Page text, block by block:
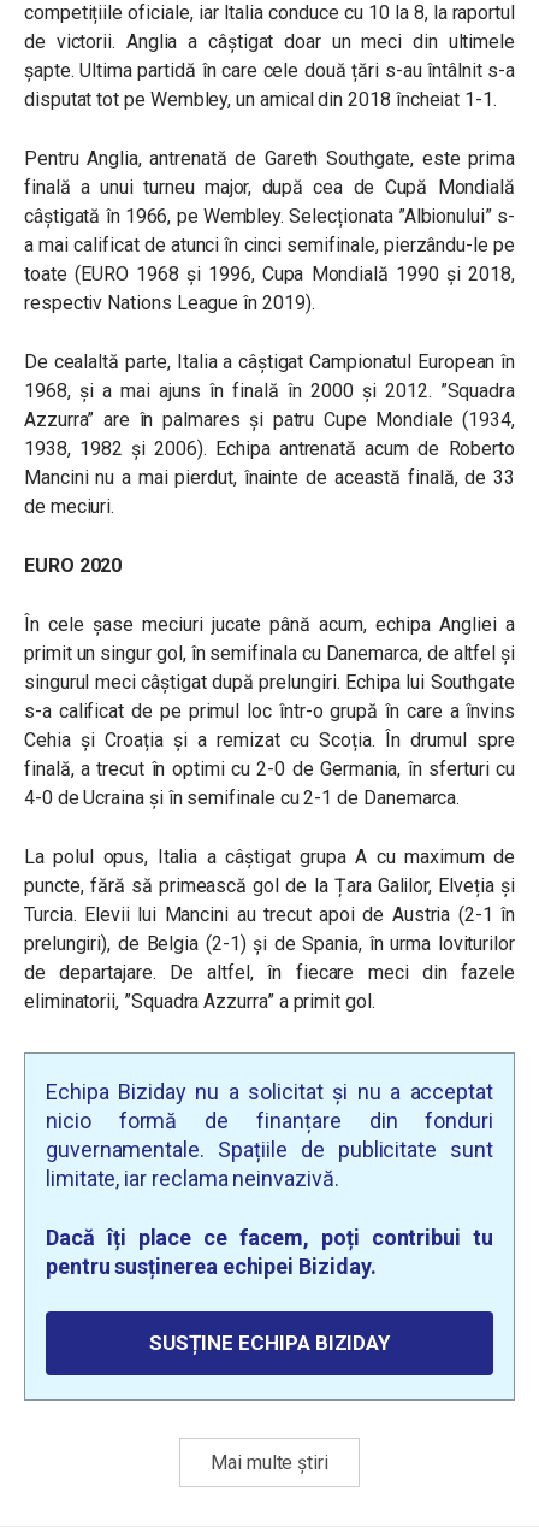
competițiile oficiale, iar Italia conduce cu 10 la 8, la raportul
de victorii. Anglia a câștigat doar un meci din ultimele
șapte. Ultima partidă în care cele două țări s-au întâlnit s-a
disputat tot pe Wembley, un amical din 2018 încheiat 1-1.
Pentru Anglia, antrenată de Gareth Southgate, este prima
finală a unui turneu major, după cea de Cupă Mondială
câștigată în 1966, pe Wembley. Selecționata ”Albionului” s-
a mai calificat de atunci în cinci semifinale, pierzându-le pe
toate (EURO 1968 și 1996, Cupa Mondială 1990 și 2018,
respectiv Nations League în 2019).
De cealaltă parte, Italia a câștigat Campionatul European în
1968, și a mai ajuns în finală în 2000 și 2012. ”Squadra
Azzurra” are în palmares și patru Cupe Mondiale (1934,
1938, 1982 și 2006). Echipa antrenată acum de Roberto
Mancini nu a mai pierdut, înainte de această finală, de 33
de meciuri.
EURO 2020
În cele șase meciuri jucate până acum, echipa Angliei a
primit un singur gol, în semifinala cu Danemarca, de altfel și
singurul meci câștigat după prelungiri. Echipa lui Southgate
s-a calificat de pe primul loc într-o grupă în care a învins
Cehia și Croația și a remizat cu Scoția. În drumul spre
finală, a trecut în optimi cu 2-0 de Germania, în sferturi cu
4-0 de Ucraina și în semifinale cu 2-1 de Danemarca.
La polul opus, Italia a câștigat grupa A cu maximum de
puncte, fără să primească gol de la Țara Galilor, Elveția și
Turcia. Elevii lui Mancini au trecut apoi de Austria (2-1 în
prelungiri), de Belgia (2-1) și de Spania, în urma loviturilor
de departajare. De altfel, în fiecare meci din fazele
eliminatorii, ”Squadra Azzurra” a primit gol.
Echipa Biziday nu a solicitat și nu a acceptat
nicio formă de finanțare din fonduri
guvernamentale. Spațiile de publicitate sunt
limitate, iar reclama neinvazivă.
Dacă îți place ce facem, poți contribui tu
pentru susținerea echipei Biziday.
SUSȚINE ECHIPA BIZIDAY
Mai multe știri